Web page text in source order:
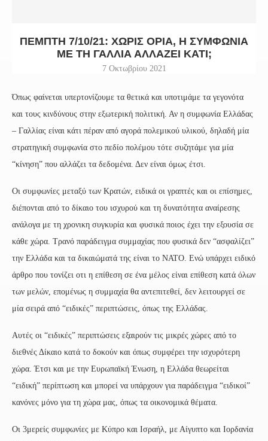
ΠΈΜΠΤΗ 7/10/21: ΧΩΡΙΣ ΟΡΙΑ, Η ΣΥΜΦΩΝΊΑ
ΜΕ ΤΗ ΓΑΛΛΊΑ ΑΛΛΆΖΕΙ ΚΆΤΙ;
7 Οκτωβρίου 2021
Όπως φαίνεται υπερτονίζουμε τα θετικά και υποτιμάμε τα γεγονότα
και τους κινδύνους στην εξωτερική πολιτική. Αν η συμφωνία Ελλάδας
– Γαλλίας είναι κάτι πέραν από αγορά πολεμικού υλικού, δηλαδή μία
στρατηγική συμφωνία στο πεδίο πολέμου τότε συζητάμε για μία
“κίνηση” που αλλάζει τα δεδομένα. Δεν είναι όμως έτσι.
Οι συμφωνίες μεταξύ των Κρατών, ειδικά οι γραπτές και οι επίσημες,
διέπονται από το δίκαιο του ισχυρού και τη δυνατότητα αναίρεσης
ανάλογα με τη χρονικη συγκυρία και φυσικά ποιος έχει την εξουσία σε
κάθε χώρα. Τρανό παράδειγμα συμμαχίας που φυσικά δεν “ασφαλίζει”
την Ελλάδα και τα δικαιώματά της είναι το ΝΑΤΟ. Ενώ υπάρχει ειδικό
άρθρο που τονίζει οτι η επίθεση σε ένα μέλος είναι επίθεση κατά όλων
των μελών, επομένως η συμμαχία θα αντεπιτεθεί, δεν λειτουργεί σε
μία σειρά από “ειδικές” περιπτώσεις, όπως της Ελλάδας.
Αυτές οι “ειδικές” περιπτώσεις εξαιρούν τις μικρές χώρες από το
διεθνές Δίκαιο κατά το δοκούν και όπως συμφέρει την ισχυρότερη
χώρα. Έτσι και με την Ευρωπαϊκή Ένωση, η Ελλάδα θεωρείται
“ειδική” περίπτωση και μπορεί να υπάρχουν για παράδειγμα “ειδικοί”
κανόνες μόνο για τη χώρα μας, όπως τα οικονομικά θέματα.
Οι 3μερείς συμφωνίες με Κύπρο και Ισραήλ, με Αίγυπτο και Ιορδανία